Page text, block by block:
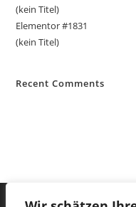
(kein Titel)
Elementor #1831
(kein Titel)
Recent Comments